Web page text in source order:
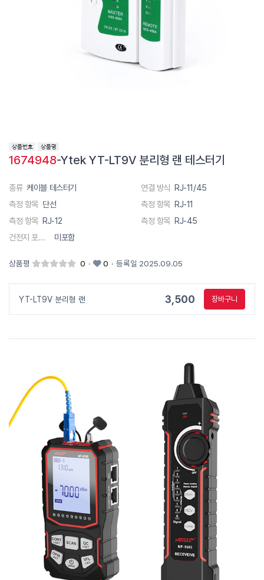
1674948-Ytek YT-LT9V 분리형 랜 테스터기
종류 케이블 테스터기 연결 방식 RJ-11/45
측정 항목 단선 측정 항목 RJ-11
측정 항목 RJ-12 측정 항목 RJ-45
건전지 포함 유무
미포함
상품평 0 · 0 · 등록일 2025.09.05
YT-LT9V 분리형 랜 3,500 장바구니